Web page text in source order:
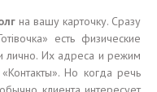
на вашу карточку. Сразу
есть физические
лично. Их адреса и режим
Но когда речь